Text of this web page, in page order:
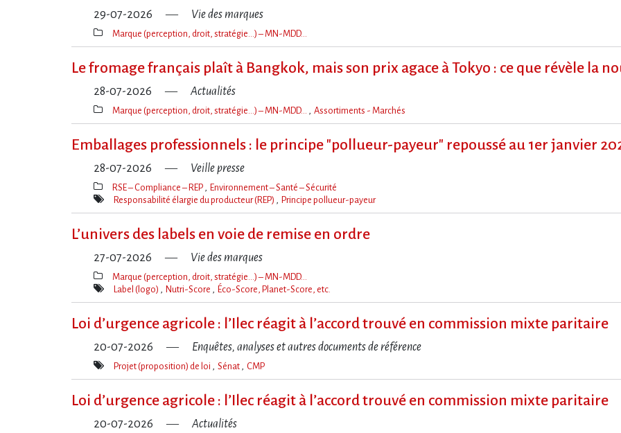
29-07-2026 Vie des marques
Thèmes(s)
Marque (perception, droit, stratégie…) – MN-MDD…
Le fromage français plaît à Bangkok, mais son prix agace à Tokyo : ce que révèle la
28-07-2026 Actualités
Thèmes(s)
Marque (perception, droit, stratégie…) – MN-MDD… Assortiments - Marchés
Emballages professionnels : le principe "pollueur-payeur" repoussé au 1er janvier
28-07-2026 Veille presse
Thèmes(s)
RSE – Compliance – REP Environnement – Santé – Sécurité
Mot(s)-
Responsabilité élargie du producteur (REP) Principe pollueur-payeur
L’univers des labels en voie de remise en ordre
27-07-2026 Vie des marques
Thèmes(s)
Marque (perception, droit, stratégie…) – MN-MDD…
Mot(s)-
Label (logo) Nutri-Score Éco-Score, Planet-Score, etc.
Loi d​‌’urgence agricole : l​‌’Ilec réagit à l​‌’accord trouvé en commission mixte paritaire
20-07-2026 Enquêtes, analyses et autres documents de référence
Mot(s)-
Projet (proposition) de loi Sénat CMP
Loi d​‌’urgence agricole : l​‌’Ilec réagit à l​‌’accord trouvé en commission mixte paritaire
20-07-2026 Actualités